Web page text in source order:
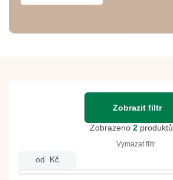
Zobrazit filtr
Zobrazeno 2produktů.
Vymazat filtr
od Kč